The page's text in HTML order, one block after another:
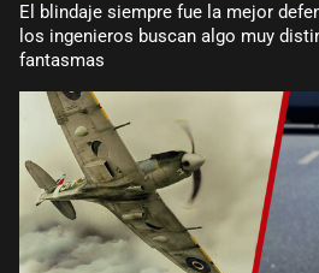
El blindaje siempre fue la mejor
los ingenieros buscan algo muy
fantasmas